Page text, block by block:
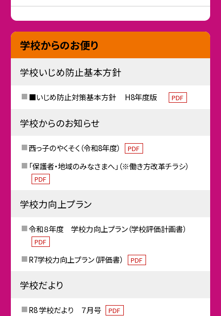
学校からのお便り
学校いじめ防止基本方針
■いじめ防止対策基本方針 H8年度版 PDF
学校からのお知らせ
西っ子のやくそく（令和8年度） PDF
「保護者・地域のみなさまへ」（※働き方改革チラシ）
PDF
学校力向上プラン
令和８年度 学校力向上プラン（学校評価計画書）
PDF
R7学校力向上プラン（評価書） PDF
学校だより
R8 学校だより ７月号 PDF